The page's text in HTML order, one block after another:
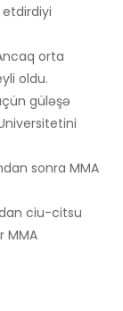
etdirdiyi
orta
oldu.
güləşə
sonra MMA
ciu-citsu
MMA